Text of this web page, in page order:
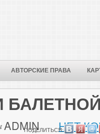
АВТОРСКИЕ ПРАВА
ADMIN НЕТ
ПОДЕЛИТЬСЯ: